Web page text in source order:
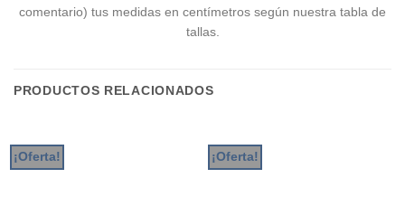
comentario) tus medidas en centímetros según nuestra tabla de
tallas.
PRODUCTOS RELACIONADOS
¡Oferta! ¡Oferta!